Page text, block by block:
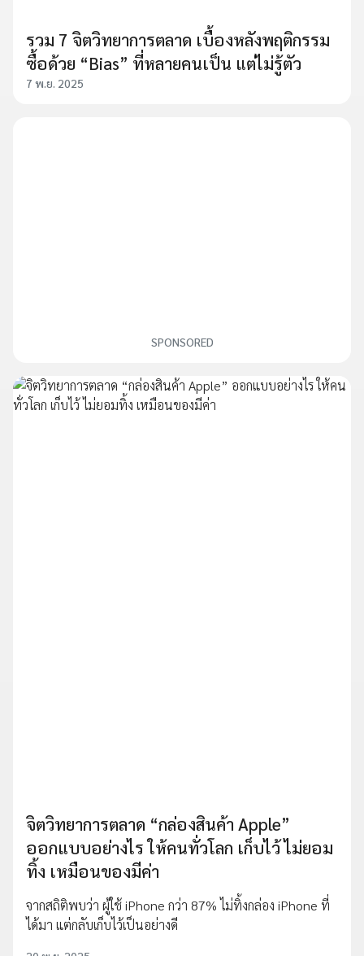
รวม 7 จิตวิทยาการตลาด เบื้องหลังพฤติกรรม
ซื้อด้วย “Bias” ที่หลายคนเป็น แต่ไม่รู้ตัว
7 พ.ย. 2025
SPONSORED
จิตวิทยาการตลาด “กล่องสินค้า Apple”
ออกแบบอย่างไร ให้คนทั่วโลก เก็บไว้ ไม่ยอม
ทิ้ง เหมือนของมีค่า
จากสถิติพบว่า ผู้ใช้ iPhone กว่า 87% ไม่ทิ้งกล่อง iPhone ที่
ได้มา แต่กลับเก็บไว้เป็นอย่างดี